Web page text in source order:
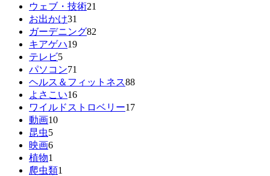
ウェブ・技術21
お出かけ31
ガーデニング82
キアゲハ19
テレビ5
パソコン71
ヘルス＆フィットネス88
よさこい16
ワイルドストロベリー17
動画10
昆虫5
映画6
植物1
爬虫類1